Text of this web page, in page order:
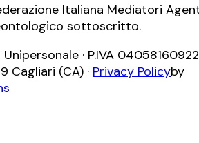
Italiana Mediatori
sottoscritto.
Unipersonale · P.IVA 04058160922
Cagliari (CA) · Privacy Policyby